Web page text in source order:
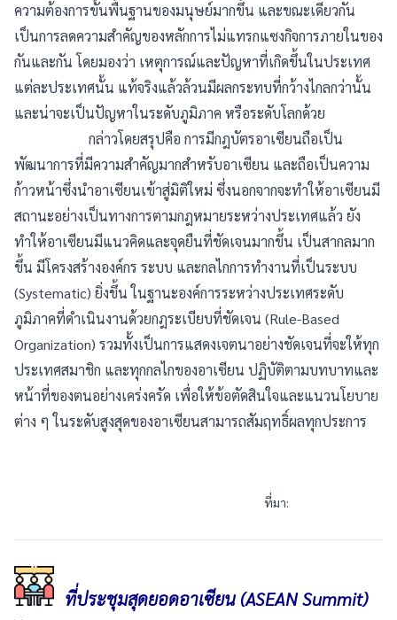
ความต้องการขั้นพื้นฐานของมนุษย์มากขึ้น และขณะเดียวกัน
เป็นการลดความสำคัญของหลักการไม่แทรกแซงกิจการภายในของ
กันและกัน โดยมองว่า เหตุการณ์และปัญหาที่เกิดขึ้นในประเทศ
แต่ละประเทศนั้น แท้จริงแล้วล้วนมีผลกระทบที่กว้างไกลกว่านั้น
และน่าจะเป็นปัญหาในระดับภูมิภาค หรือระดับโลกด้วย
กล่าวโดยสรุปคือ การมีกฎบัตรอาเซียนถือเป็น
พัฒนาการที่มีความสำคัญมากสำหรับอาเซียน และถือเป็นความ
ก้าวหน้าซึ่งนำอาเซียนเข้าสู่มิติใหม่ ซึ่งนอกจากจะทำให้อาเซียนมี
สถานะอย่างเป็นทางการตามกฎหมายระหว่างประเทศแล้ว ยัง
ทำให้อาเซียนมีแนวคิดและจุดยืนที่ชัดเจนมากขึ้น เป็นสากลมาก
ขึ้น มีโครงสร้างองค์กร ระบบ และกลไกการทำงานที่เป็นระบบ
(Systematic) ยิ่งขึ้น ในฐานะองค์การระหว่างประเทศระดับ
ภูมิภาคที่ดำเนินงานด้วยกฎระเบียบที่ชัดเจน (Rule-Based
Organization) รวมทั้งเป็นการแสดงเจตนาอย่างชัดเจนที่จะให้ทุก
ประเทศสมาชิก และทุกกลไกของอาเซียน ปฏิบัติตามบทบาทและ
หน้าที่ของตนอย่างเคร่งครัด เพื่อให้ข้อตัดสินใจและแนวนโยบาย
ต่าง ๆ ในระดับสูงสุดของอาเซียนสามารถสัมฤทธิ์ผลทุกประการ
ที่มา:
ที่ประชุมสุดยอดอาเซียน (ASEAN Summit)